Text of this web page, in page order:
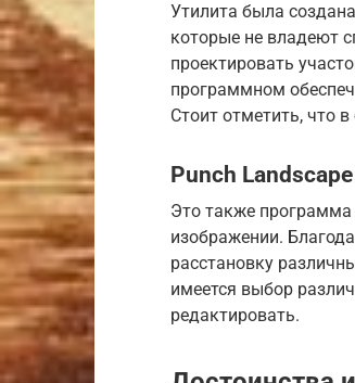
Утилита была
которые не владеют
проектировать
программном
Стоит отметить, что
Punch
Это также программа
изображении.
расстановку
имеется выбор
редактировать.